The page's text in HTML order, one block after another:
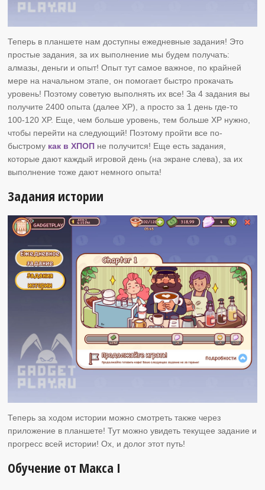
Теперь в планшете нам доступны ежедневные задания! Это
простые задания, за их выполнение мы будем получать:
алмазы, деньги и опыт! Опыт тут самое важное, по крайней
мере на начальном этапе, он помогает быстро прокачать
уровень! Поэтому советую выполнять их все! За 4 задания вы
получите 2400 опыта (далее XP), а просто за 1 день где-то
100-120 XP. Еще, чем больше уровень, тем больше XP нужно,
чтобы перейти на следующий! Поэтому пройти все по-
быстрому как в ХПОП не получится! Еще есть задания,
которые дают каждый игровой день (на экране слева), за их
выполнение тоже дают немного опыта!
Задания истории
Теперь за ходом истории можно смотреть также через
приложение в планшете! Тут можно увидеть текущее задание и
прогресс всей истории! Ох, и долог этот путь!
Обучение от Макса I